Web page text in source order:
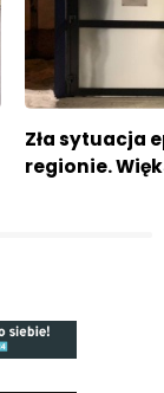
Zła sytuacja
regionie.